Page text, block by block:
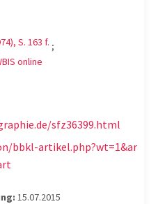
S. 163 f. ;
online
sfz36399.html
bbkl-artikel.php?wt=1&ar
15.07.2015